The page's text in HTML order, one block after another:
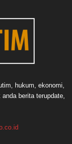
hukum, ekonomi,
berita terupdate,